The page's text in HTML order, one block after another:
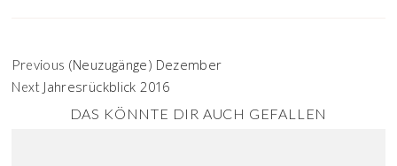
Previous (Neuzugänge) Dezember
Next Jahresrückblick 2016
DAS KÖNNTE DIR AUCH GEFALLEN